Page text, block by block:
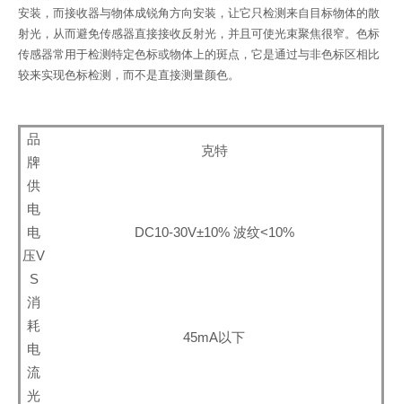
安装，而接收器与物体成锐角方向安装，让它只检测来自目标物体的散
射光，从而避免传感器直接接收反射光，并且可使光束聚焦很窄。色标
传感器常用于检测特定色标或物体上的斑点，它是通过与非色标区相比
较来实现色标检测，而不是直接测量颜色。
品
牌
克特
供
电
电
压V
S
DC10-30V±10% 波纹<10%
消
耗
电
流
45mA以下
光